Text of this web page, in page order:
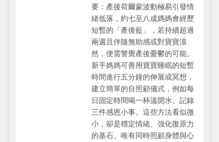
要：產後荷爾蒙波動極易引發情
緒低落，約七至八成媽媽會經歷
短暫的「產後藍」，若持續超過
兩週且伴隨無助感或對寶寶漠
然，便需警覺產後憂鬱的可能。
新手媽媽可善用寶寶睡眠的短暫
時間進行五分鐘的伸展或冥想，
建立簡單的自照顧儀式，例如每
日固定時間喝一杯溫開水、記錄
三件感恩小事。這些方法看似微
小，卻是穩定情緒、強化復原力
的基石。唯有同時照顧身體與心